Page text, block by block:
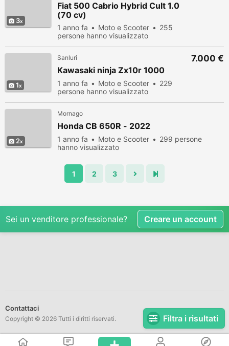
Filtra i risultati
3
Fiat 500 Cabrio Hybrid Cult 1.0
(70 cv)
1 anno fa Moto e Scooter
255
persone hanno visualizzato
1
Sanluri
Kawasaki ninja Zx10r 1000
1 anno fa Moto e Scooter
229
persone hanno visualizzato
7.000 €
2
Mornago
Honda CB 650R - 2022
1 anno fa Moto e Scooter
299 persone
hanno visualizzato
1 2 3
Sei un venditore professionale? Creare un account
Contattaci
Copyright © 2026 Tutti i diritti riservati.